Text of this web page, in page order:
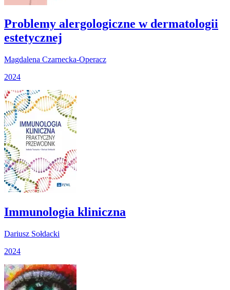
Problemy alergologiczne w dermatologii
estetycznej
Magdalena Czarnecka-Operacz
2024
Immunologia kliniczna
Dariusz Sołdacki
2024